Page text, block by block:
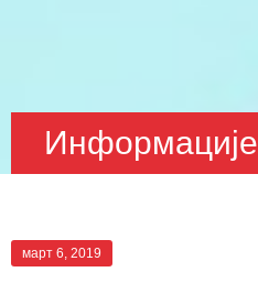
Информације
март 6, 2019